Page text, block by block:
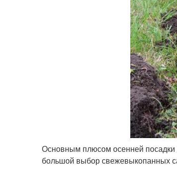
Основным плюсом осенней
большой выбор свежевыкопанных